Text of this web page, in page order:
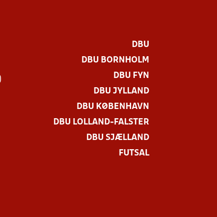
DBU
DBU BORNHOLM
DBU FYN
DBU JYLLAND
DBU KØBENHAVN
DBU LOLLAND-FALSTER
DBU SJÆLLAND
FUTSAL